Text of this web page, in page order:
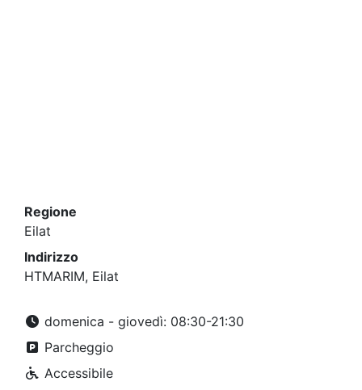
Regione
Eilat
Indirizzo
HTMARIM, Eilat
domenica - giovedì: 08:30-21:30
Parcheggio
Accessibile